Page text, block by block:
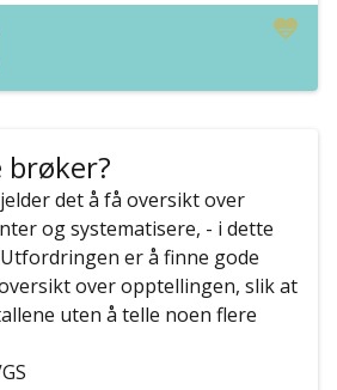
brøker?
det å få oversikt over
og systematisere, - i dette
er å finne gode
over opptellingen, slik at
uten å telle noen flere